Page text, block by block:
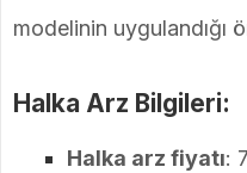
modelinin uygulandığı
Halka Arz Bilgileri:
Halka arz fiyatı: